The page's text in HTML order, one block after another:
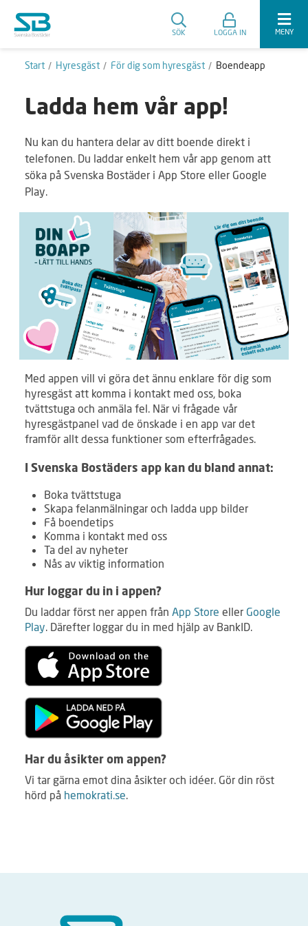
SÖK LOGGA IN MENY
Start Hyresgäst För dig som hyresgäst Boendeapp
Ladda hem vår app!
Nu kan du hantera delar av ditt boende direkt i
telefonen. Du laddar enkelt hem vår app genom att
söka på Svenska Bostäder i App Store eller Google
Play.
Med appen vill vi göra det ännu enklare för dig som
hyresgäst att komma i kontakt med oss, boka
tvättstuga och anmäla fel. När vi frågade vår
hyresgästpanel vad de önskade i en app var det
framför allt dessa funktioner som efterfrågades.
I Svenska Bostäders app kan du bland annat:
Boka tvättstuga
Skapa felanmälningar och ladda upp bilder
Få boendetips
Komma i kontakt med oss
Ta del av nyheter
Nås av viktig information
Hur loggar du in i appen?
Du laddar först ner appen från App Store eller Google
Play . Därefter loggar du in med hjälp av BankID.
Har du åsikter om appen?
Vi tar gärna emot dina åsikter och idéer. Gör din röst
hörd på hemokrati.se